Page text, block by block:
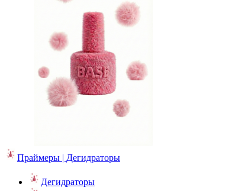
Праймеры | Дегидраторы
Дегидраторы